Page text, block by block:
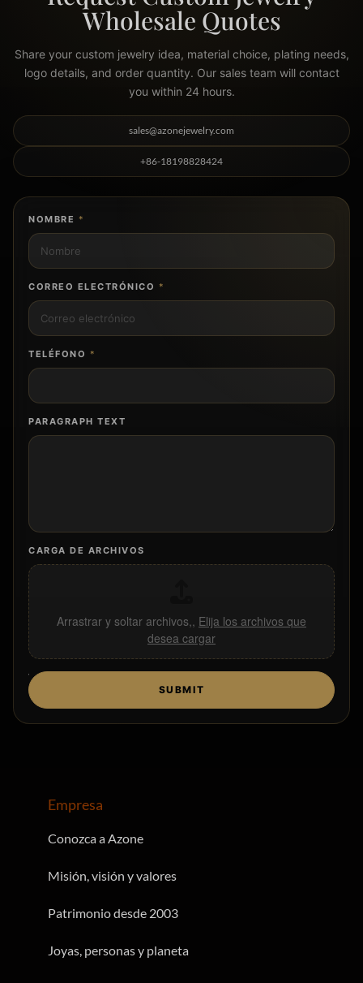
Wholesale Quotes
Share your custom jewelry idea, material choice, plating needs,
logo details, and order quantity. Our sales team will contact
you within 24 hours.
sales@azonejewelry.com
+86-18198828424
NOMBRE *
CORREO ELECTRÓNICO *
TELÉFONO *
PARAGRAPH TEXT
CARGA DE ARCHIVOS
Arrastrar y soltar archivos,, Elija los archivos que
desea cargar
SUBMIT
Empresa
Conozca a Azone
Misión, visión y valores
Patrimonio desde 2003
Joyas, personas y planeta